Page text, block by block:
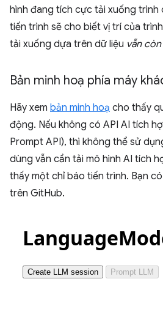
hình đang tích cực tải xuống trình
tiến trình sẽ cho biết vị trí của
tải xuống dựa trên dữ liệu vẫn
Bản minh hoạ phía máy
Hãy xem bản minh hoạ cho thấy
động. Nếu không có API AI tích
Prompt API), thì không thể sử
dùng vẫn cần tải mô hình AI tích
thấy một chỉ báo tiến trình. Bạn
trên GitHub.